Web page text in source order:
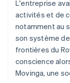
L'entreprise
activités et de
notamment au
son système
frontières du
conscience
Movinga, une